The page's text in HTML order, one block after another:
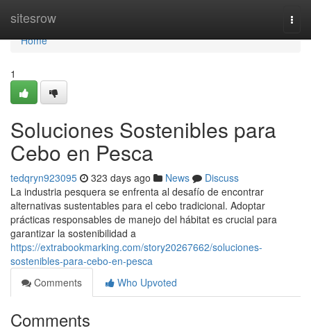
sitesrow
Home
Home
1
Soluciones Sostenibles para
Cebo en Pesca
tedqryn923095 323 days ago News
Discuss
La industria pesquera se enfrenta al desafío de encontrar
alternativas sustentables para el cebo tradicional. Adoptar
prácticas responsables de manejo del hábitat es crucial para
garantizar la sostenibilidad a
https://extrabookmarking.com/story20267662/soluciones-
sostenibles-para-cebo-en-pesca
Comments
Who Upvoted
Comments